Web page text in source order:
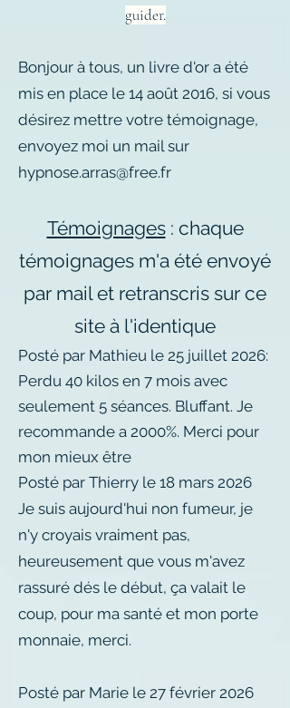
guider.
Bonjour à tous, un livre d'or a été
mis en place le 14 août 2016, si vous
désirez mettre votre témoignage,
envoyez moi un mail sur
hypnose.arras@free.fr
Témoignages: chaque
témoignages m'a été envoyé
par mail et retranscris sur ce
site à l'identique
Posté par Mathieu le 25 juillet 2026:
Perdu 40 kilos en 7 mois avec
seulement 5 séances. Bluffant. Je
recommande a 2000%. Merci pour
mon mieux être
Posté par Thierry le 18 mars 2026
Je suis aujourd'hui non fumeur, je
n'y croyais vraiment pas,
heureusement que vous m'avez
rassuré dés le début, ça valait le
coup, pour ma santé et mon porte
monnaie, merci.
Posté par Marie le 27 février 2026